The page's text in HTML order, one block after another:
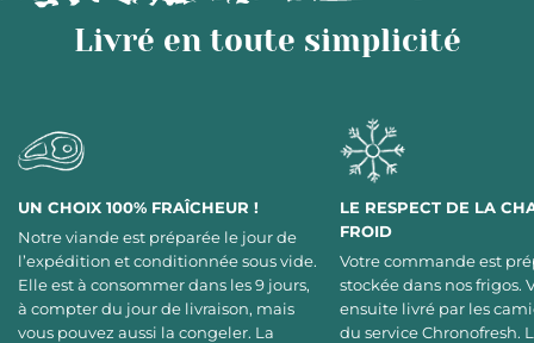
Livré en toute simplicité
UN CHOIX 100% FRAÎCHEUR !
Notre viande est préparée le jour de
l’expédition et conditionnée sous vide.
Elle est à consommer dans les 9 jours,
à compter du jour de livraison, mais
vous pouvez aussi la congeler. La
LE RESPECT DE LA
FROID
Votre commande est
stockée dans nos frigos.
ensuite livré par les
du service Chronofresh.